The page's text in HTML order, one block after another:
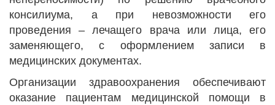
консилиума, а при невозможности его
проведения – лечащего врача или лица, его
заменяющего, с оформлением записи в
медицинских документах.
Организации здравоохранения обеспечивают
оказание пациентам медицинской помощи в